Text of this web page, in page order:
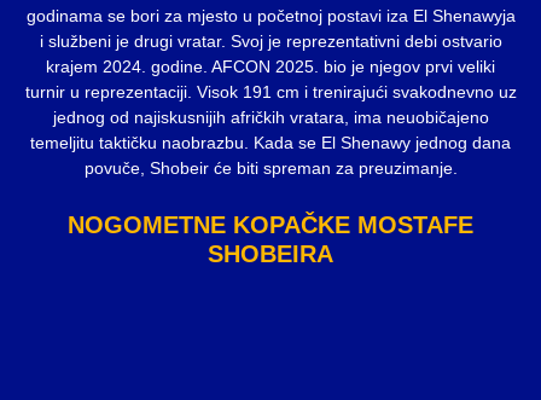
godinama se bori za mjesto u početnoj postavi iza El Shenawyja
i službeni je drugi vratar. Svoj je reprezentativni debi ostvario
krajem 2024. godine. AFCON 2025. bio je njegov prvi veliki
turnir u reprezentaciji. Visok 191 cm i trenirajući svakodnevno uz
jednog od najiskusnijih afričkih vratara, ima neuobičajeno
temeljitu taktičku naobrazbu. Kada se El Shenawy jednog dana
povuče, Shobeir će biti spreman za preuzimanje.
NOGOMETNE KOPAČKE MOSTAFE
SHOBEIRA